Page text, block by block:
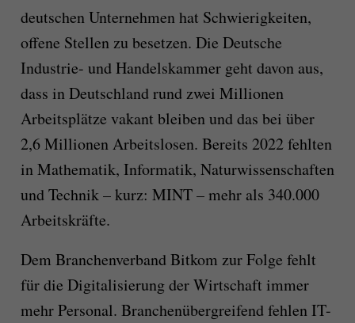
deutschen Unternehmen hat Schwierigkeiten,
offene Stellen zu besetzen. Die Deutsche
Industrie- und Handelskammer geht davon aus,
dass in Deutschland rund zwei Millionen
Arbeitsplätze vakant bleiben und das bei über
2,6 Millionen Arbeitslosen. Bereits 2022 fehlten
in Mathematik, Informatik, Naturwissenschaften
und Technik – kurz: MINT – mehr als 340.000
Arbeitskräfte.
Dem Branchenverband Bitkom zur Folge fehlt
für die Digitalisierung der Wirtschaft immer
mehr Personal. Branchenübergreifend fehlen IT-